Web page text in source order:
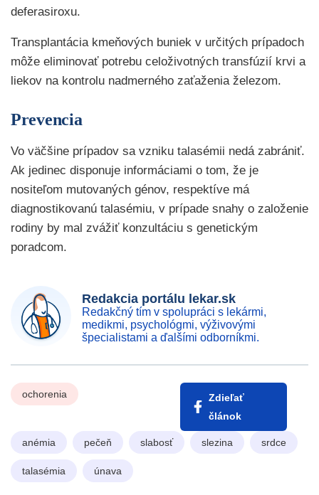
deferasiroxu.
Transplantácia kmeňových buniek v určitých prípadoch
môže eliminovať potrebu celoživotných transfúzií krvi a
liekov na kontrolu nadmerného zaťaženia železom.
Prevencia
Vo väčšine prípadov sa vzniku talasémii nedá zabrániť.
Ak jedinec disponuje informáciami o tom, že je
nositeľom mutovaných génov, respektíve má
diagnostikovanú talasémiu, v prípade snahy o založenie
rodiny by mal zvážiť konzultáciu s genetickým
poradcom.
Redakcia portálu lekar.sk
Redakčný tím v spolupráci s lekármi,
medikmi, psychológmi, výživovými
špecialistami a ďalšími odborníkmi.
ochorenia
Zdieľať
článok
anémia pečeň slabosť slezina srdce
talasémia únava